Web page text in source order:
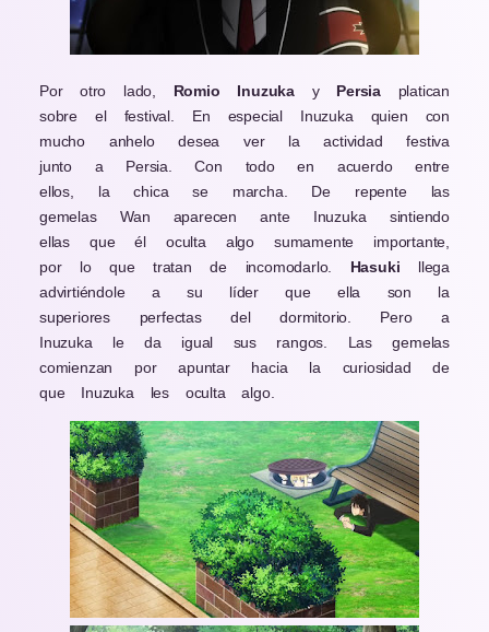
Por otro lado, Romio Inuzuka y Persia platican
sobre el festival. En especial Inuzuka quien con
mucho anhelo desea ver la actividad festiva
junto a Persia. Con todo en acuerdo entre
ellos, la chica se marcha. De repente las
gemelas Wan aparecen ante Inuzuka sintiendo
ellas que él oculta algo sumamente importante,
por lo que tratan de incomodarlo. Hasuki llega
advirtiéndole a su líder que ella son la
superiores perfectas del dormitorio. Pero a
Inuzuka le da igual sus rangos. Las gemelas
comienzan por apuntar hacia la curiosidad de
que Inuzuka les oculta algo.